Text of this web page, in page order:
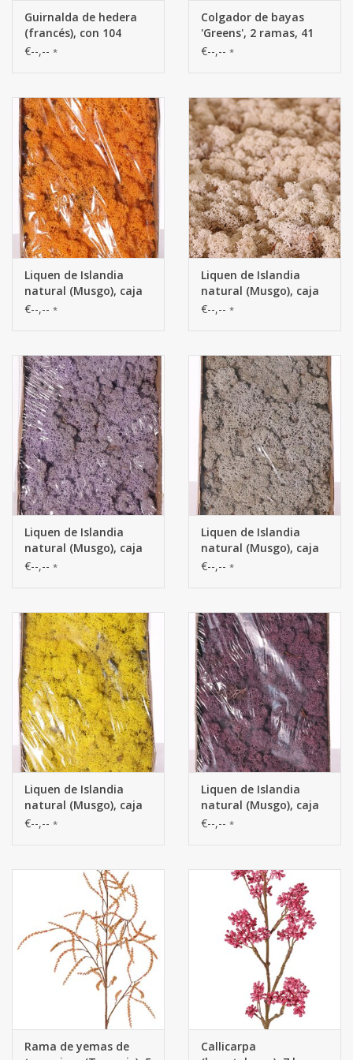
Guirnalda de hedera
(francés), con 104
hojas y 9 racimos de
€--,-- *
Colgador de bayas
'Greens', 2 ramas, 41
racimos de bayas,
€--,-- *
Liquen de Islandia
natural (Musgo), caja
de 500gr
€--,-- *
Liquen de Islandia
natural (Musgo), caja
de 500gr
€--,-- *
Liquen de Islandia
natural (Musgo), caja
de 500gr
€--,-- *
Liquen de Islandia
natural (Musgo), caja
de 500gr
€--,-- *
Liquen de Islandia
natural (Musgo), caja
de 500gr
€--,-- *
Liquen de Islandia
natural (Musgo), caja
de 500gr
€--,-- *
Rama de yemas de
Callicarpa